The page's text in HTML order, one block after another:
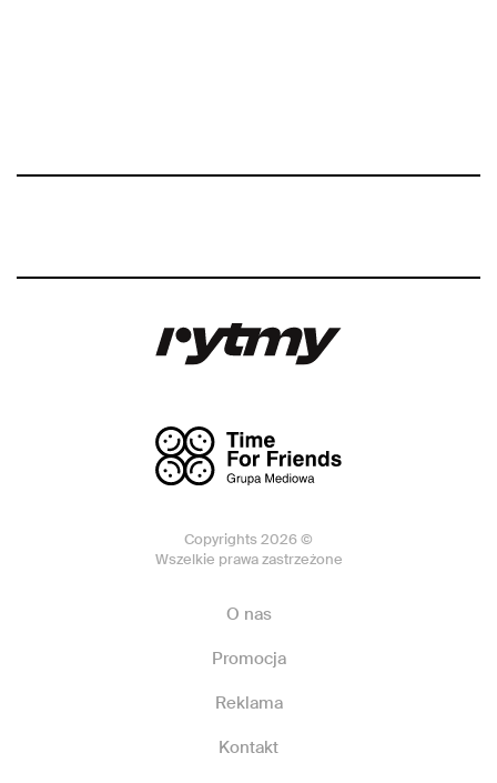
Copyrights 2026 ©
Wszelkie prawa zastrzeżone
O nas
Promocja
Reklama
Kontakt